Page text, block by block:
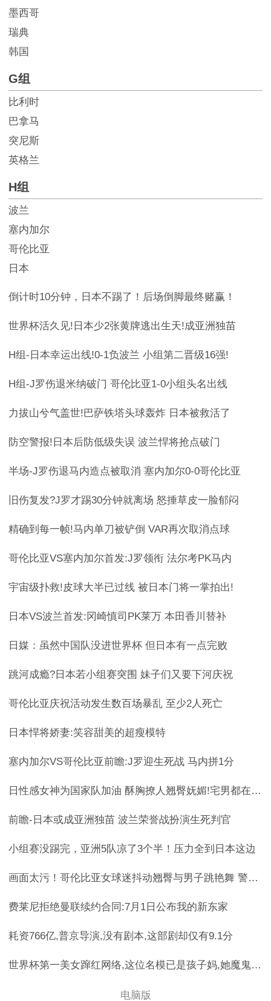
墨西哥
瑞典
韩国
G组
比利时
巴拿马
突尼斯
英格兰
H组
波兰
塞内加尔
哥伦比亚
日本
倒计时10分钟，日本不踢了！后场倒脚最终赌赢！
世界杯活久见!日本少2张黄牌逃出生天!成亚洲独苗
H组-日本幸运出线!0-1负波兰 小组第二晋级16强!
H组-J罗伤退米纳破门 哥伦比亚1-0小组头名出线
力拔山兮气盖世!巴萨铁塔头球轰炸 日本被救活了
防空警报!日本后防低级失误 波兰悍将抢点破门
半场-J罗伤退马内造点被取消 塞内加尔0-0哥伦比亚
旧伤复发?J罗才踢30分钟就离场 怒捶草皮一脸郁闷
精确到每一帧!马内单刀被铲倒 VAR再次取消点球
哥伦比亚VS塞内加尔首发:J罗领衔 法尔考PK马内
宇宙级扑救!皮球大半已过线 被日本门将一掌拍出!
日本VS波兰首发:冈崎慎司PK莱万 本田香川替补
日媒：虽然中国队没进世界杯 但日本有一点完败
跳河成瘾?日本若小组赛突围 妹子们又要下河庆祝
哥伦比亚庆祝活动发生数百场暴乱 至少2人死亡
日本悍将娇妻:笑容甜美的超瘦模特
塞内加尔VS哥伦比亚前瞻:J罗迎生死战 马内拼1分
日性感女神为国家队加油 酥胸撩人翘臀妩媚!宅男都在等她下海
前瞻-日本或成亚洲独苗 波兰荣誉战扮演生死判官
小组赛没踢完，亚洲5队凉了3个半！压力全到日本这边
画面太污！哥伦比亚女球迷抖动翘臀与男子跳艳舞 警察忍不住来合
费莱尼拒绝曼联续约合同:7月1日公布我的新东家
耗资766亿,普京导演,没有剧本,这部剧却仅有9.1分
世界杯第一美女蹿红网络,这位名模已是孩子妈,她魔鬼身材的秘笈…
电脑版